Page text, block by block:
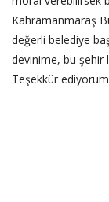
Kahramanmaraş
değerli belediye
devinime, bu şehir
Teşekkür